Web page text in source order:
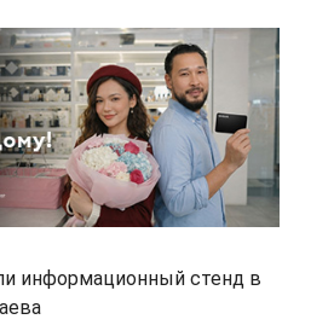
информационный стенд в